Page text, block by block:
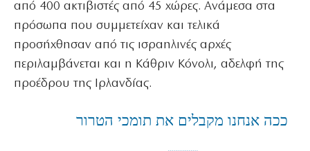
από 400 ακτιβιστές από 45 χώρες. Ανάμεσα στα
πρόσωπα που συμμετείχαν και τελικά
προσήχθησαν από τις ισραηλινές αρχές
περιλαμβάνεται και η Κάθριν Κόνολι, αδελφή της
προέδρου της Ιρλανδίας.
ככה אנחנו מקבלים את תומכי הטרור